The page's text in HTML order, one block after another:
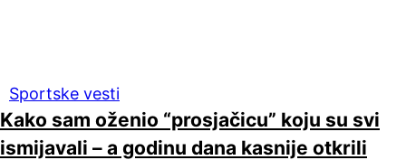
Sportske vesti
Kako sam oženio “prosjačicu” koju su svi
ismijavali – a godinu dana kasnije otkrili